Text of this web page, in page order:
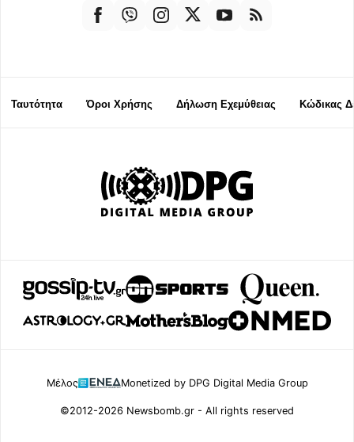
Ταυτότητα Όροι Χρήσης Δήλωση Εχεμύθειας Κώδικας
Μέλος Monetized by DPG Digital Media Group
©2012-2026 Newsbomb.gr - All rights reserved